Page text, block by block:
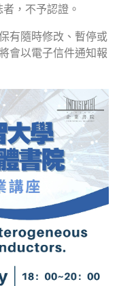
，不予認證。
有隨時修改、暫停或
會以電子信件通知報